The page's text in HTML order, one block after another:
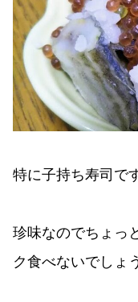
特に子持ち寿司で
珍味なのでちょっ
ク食べないでしょ